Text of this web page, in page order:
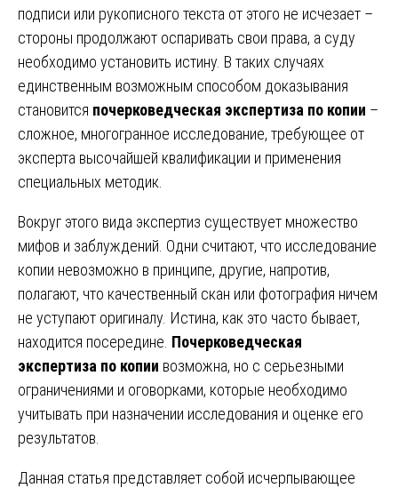
подписи или рукописного текста от этого не исчезает –
стороны продолжают оспаривать свои права, а суду
необходимо установить истину. В таких случаях
единственным возможным способом доказывания
становится почерковедческая экспертиза по копии –
сложное, многогранное исследование, требующее от
эксперта высочайшей квалификации и применения
специальных методик.
Вокруг этого вида экспертиз существует множество
мифов и заблуждений. Одни считают, что исследование
копии невозможно в принципе, другие, напротив,
полагают, что качественный скан или фотография ничем
не уступают оригиналу. Истина, как это часто бывает,
находится посередине. Почерковедческая
экспертиза по копии возможна, но с серьезными
ограничениями и оговорками, которые необходимо
учитывать при назначении исследования и оценке его
результатов.
Данная статья представляет собой исчерпывающее